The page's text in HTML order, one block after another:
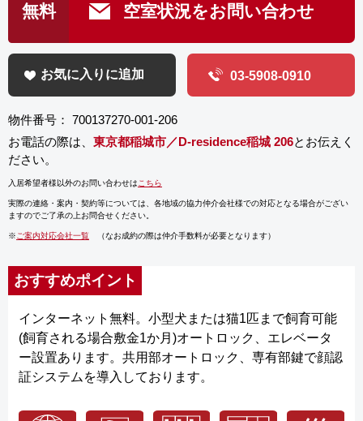
おすすめポイント
インターネット無料。小型犬または猫1匹まで飼育可能
(飼育される場合敷金1か月)オートロック、エレベータ
ー設置あります。共用部オートロック、専有部鍵で顔認
証システムを導入しております。
無料 空室状況をお問い合わせ
お気に入りに追加 03-5908-0910
物件番号： 700137270-001-206
お電話の際は、東京都稲城市／D-residence稲城 206とお伝えく
ださい。
入居希望者様以外のお問い合わせは こちら
実際の連絡・案内・契約等については、各地域の協力仲介会社様での対応となる場合がござい
ますのでご了承の上お問合せください。
※ ご案内対応会社一覧 （なお成約の際は仲介手数料が必要となります）